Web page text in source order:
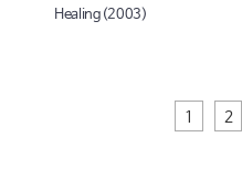
Healing(2003)
1 2